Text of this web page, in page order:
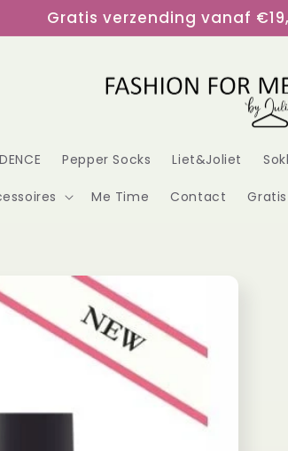
Gratis verzending vanaf
Pepper Socks Liet&Joliet
Me Time Contact